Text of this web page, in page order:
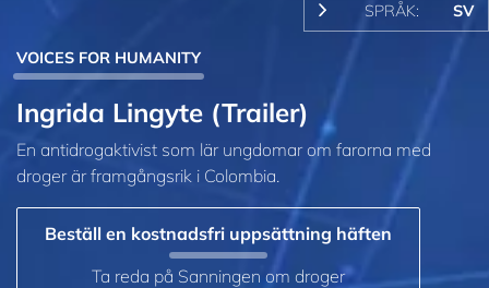
SPRÅK: SV
VOICES FOR HUMANITY
Ingrida Lingyte (Trailer)
En antidrogaktivist som lär ungdomar om farorna med
droger är framgångsrik i Colombia.
Beställ en kostnadsfri uppsättning häften
Ta reda på Sanningen om droger